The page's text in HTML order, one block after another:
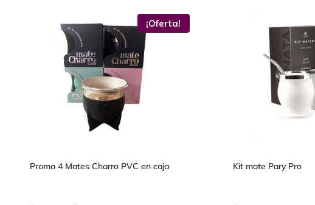
¡Oferta!
Promo 4 Mates Charro PVC en caja Kit mate Pary Pro